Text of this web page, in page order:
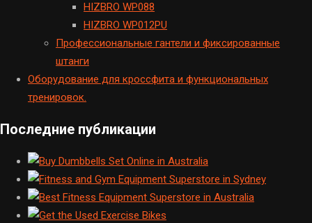
HIZBRO WP088
HIZBRO WP012PU
Профессиональные гантели и фиксированные
штанги
Оборудование для кроссфита и функциональных
тренировок.
Последние публикации